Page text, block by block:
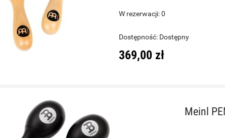
W rezerwacji: 0
Dostępność: Dostępny
369,00 zł
Meinl